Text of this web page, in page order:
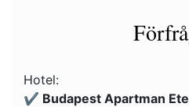
Hotel:
✔️ Budapest Apartman